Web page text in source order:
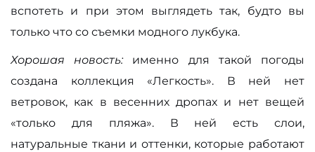
вспотеть и при этом выглядеть так, будто вы
только что со съемки модного лукбука.
Хорошая новость: именно для такой погоды
создана коллекция «Легкость». В ней нет
ветровок, как в весенних дропах и нет вещей
«только для пляжа». В ней есть слои,
натуральные ткани и оттенки, которые работают